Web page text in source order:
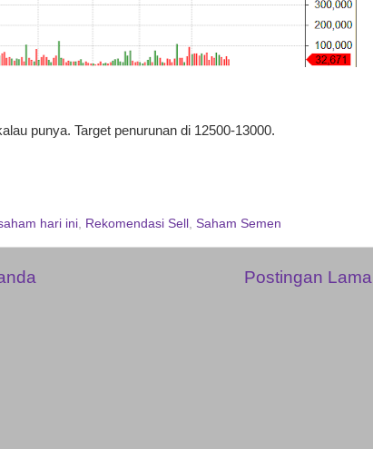
punya. Target penurunan di 12500-13000.
hari ini, Rekomendasi Sell , Saham Semen
Postingan Lama